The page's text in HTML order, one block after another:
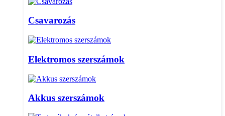
Csavarozás
Elektromos szerszámok
Akkus szerszámok